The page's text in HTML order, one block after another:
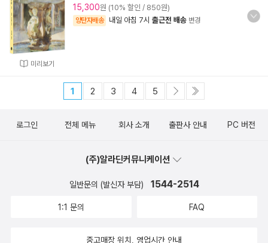
미리보기
15,300원 (10% 할인 / 850원)
양탄자배송 내일 아침 7시 출근전 배송 변경
1 2 3 4 5
로그인 전체 메뉴 회사 소개 출판사 안내 PC 버전
(주)알라딘커뮤니케이션
일반문의 (발신자 부담) 1544-2514
1:1 문의 FAQ
중고매장 위치, 영업시간 안내